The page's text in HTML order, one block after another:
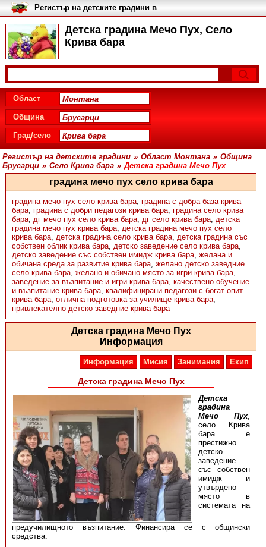
Детска градина Мечо Пух, Село
Крива бара
Регистър на детските градини в
България
Област
Община
Град/село
Регистър на детските градини » Област Монтана » Община
Брусарци » Село Крива бара » Детска градина Мечо Пух
градина мечо пух село крива бара
градина мечо пух село крива бара, градина с добра база крива
бара, градина с добри педагози крива бара, градина село крива
бара, дг мечо пух село крива бара, дг село крива бара, детска
градина мечо пух крива бара, детска градина мечо пух село
крива бара, детска градина село крива бара, детска градина със
собствен облик крива бара, детско заведение село крива бара,
детско заведение със собствен имидж крива бара, желана и
обичана среда за развитие крива бара, желано детско заведние
село крива бара, желано и обичано място за игри крива бара,
заведение за възпитание и игри крива бара, качествено обучение
и възпитание крива бара, квалифицирани педагози с богат опит
крива бара, отлична подготовка за училище крива бара,
привлекателно детско заведние крива бара
Детска градина Мечо Пух
Информация
Информация Мисия Занимания Екип
Детска градина Мечо Пух
Детска
градина
Мечо Пух,
село Крива
бара е
престижно
детско
заведение
със собствен
имидж и
утвърдено
място в
системата на
предучилищното възпитание. Финансира се с общински
средства.